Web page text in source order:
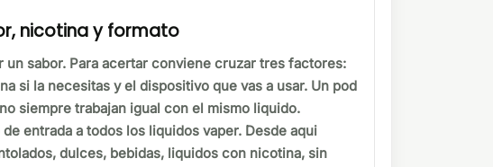
nicotina y formato
sabor. Para acertar conviene cruzar tres factores:
si la necesitas y el dispositivo que vas a usar. Un pod
siempre trabajan igual con el mismo liquido.
entrada a todos los liquidos vaper. Desde aqui
dulces, bebidas, liquidos con nicotina, sin